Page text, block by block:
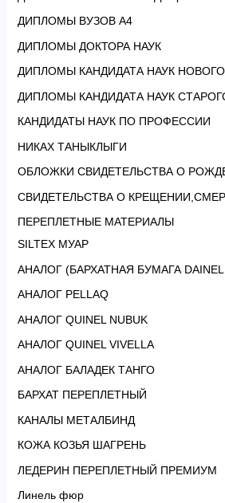
ДИПЛОМЫ ВУЗОВ А4
ДИПЛОМЫ ДОКТОРА НАУК
ДИПЛОМЫ КАНДИДАТА НАУК
ДИПЛОМЫ КАНДИДАТА НАУК
КАНДИДАТЫ НАУК ПО ПРОФЕССИИ
НИКАХ ТАНЫКЛЫГИ
ОБЛОЖКИ СВИДЕТЕЛЬСТВА О
СВИДЕТЕЛЬСТВА О
ПЕРЕПЛЕТНЫЕ МАТЕРИАЛЫ
SILTEX МУАР
АНАЛОГ (БАРХАТНАЯ БУМАГА DAINEL
АНАЛОГ PELLAQ
АНАЛОГ QUINEL NUBUK
АНАЛОГ QUINEL VIVELLA
АНАЛОГ БАЛАДЕК ТАНГО
БАРХАТ ПЕРЕПЛЕТНЫЙ
КАНАЛЫ МЕТАЛБИНД
КОЖА КОЗЬЯ ШАГРЕНЬ
ЛЕДЕРИН ПЕРЕПЛЕТНЫЙ ПРЕМИУМ
Линель фюр